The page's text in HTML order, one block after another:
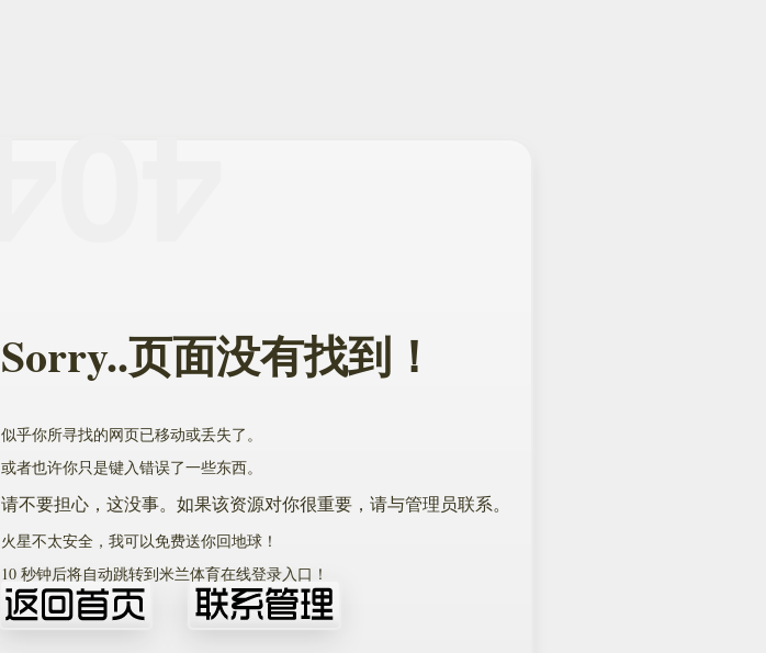
Sorry..页面没有找到！
似乎你所寻找的网页已移动或丢失了。
或者也许你只是键入错误了一些东西。
请不要担心，这没事。如果该资源对你很重要，请与管理员联系。
火星不太安全，我可以免费送你回地球！
10秒钟后将自动跳转到米兰体育在线登录入口！